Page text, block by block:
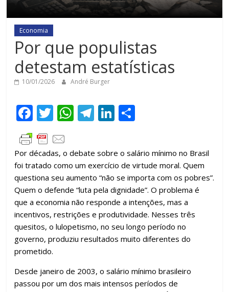
Economia
Por que populistas
detestam estatísticas
10/01/2026 André Burger
F
ac
e
b
o
o
k
T
w
itt
er
W
at
s
A
p
p
T
gr
a
m
Li
e
dI
n
m
p
ar
til
h
ar
Por décadas, o debate sobre o salário mínimo no Brasil
foi tratado como um exercício de virtude moral. Quem
questiona seu aumento “não se importa com os pobres”.
Quem o defende “luta pela dignidade”. O problema é
que a economia não responde a intenções, mas a
incentivos, restrições e produtividade. Nesses três
quesitos, o lulopetismo, no seu longo período no
governo, produziu resultados muito diferentes do
prometido.
Desde janeiro de 2003, o salário mínimo brasileiro
passou por um dos mais intensos períodos de